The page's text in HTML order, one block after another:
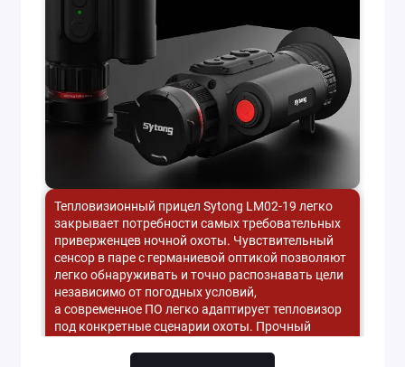
Тепловизионный прицел Sytong LM02-19 легко
закрывает потребности самых требовательных
приверженцев ночной охоты. Чувствительный
сенсор в паре с германиевой оптикой позволяют
легко обнаруживать и точно распознавать цели
независимо от погодных условий,
а современное ПО легко адаптирует тепловизор
под конкретные сценарии охоты. Прочный
использовать ИК прицел в паре с крупными